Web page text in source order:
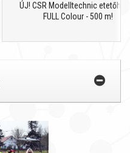
ÚJ! CSR Modelltechnic etetőhajó -
FULL Colour - 500 m!